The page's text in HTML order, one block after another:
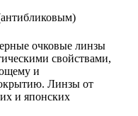
очковые линзы
свойствами,
и
Линзы от
и японских